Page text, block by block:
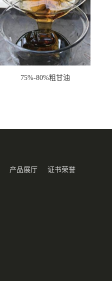
75%-80%粗甘油
产品展厅 证书荣誉